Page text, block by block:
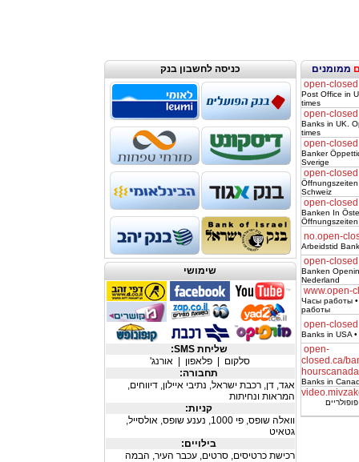
כניסה לחשבון בנק
שימושי
שליחת SMS:
סלקום
פלאפון
אורנג'
תחבורה:
אגד, דן, רכבת ישראל, נתיבי איילון, דיווחים,
המראות ונחיתות
קניות:
וואלה שופס, פי 1000 , נענע שופס, אולסייל,
גטאיט
בילויים:
רכישת כרטיסים, סרטים, עכבר העיר, הבמה
ממומנים
open-
Post Office in
times
open-
Banks in UK.
times
open-
Banker
Sverige
open-
Schweiz
open-
Banken In
Öffnungszeiten
no.open-
Arbeidstid
open-
Banken
Nederland
www.open-
Часы работы
работы
open-
Banks in USA
open-
closed.ca/
hourscanada
Banks in